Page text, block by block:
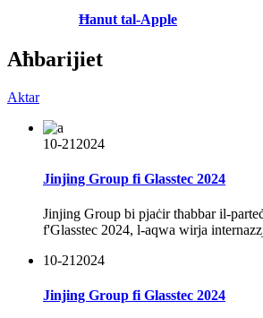
Ħanut tal-Apple
Aħbarijiet
Aktar
10-21 2024
Jinjing Group fi Glasstec 2024
Jinjing Group bi pjaċir tħabbar il-
f'Glasstec 2024, l-aqwa wirja
10-21 2024
Jinjing Group fi Glasstec 2024